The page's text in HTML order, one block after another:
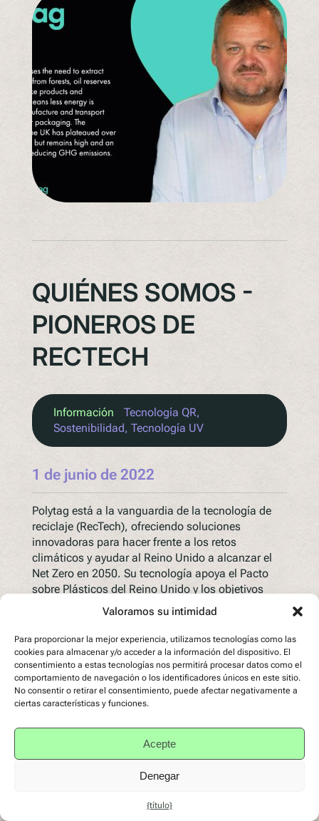
Valoramos su intimidad
Para proporcionar la mejor experiencia, utilizamos tecnologías como las
cookies para almacenar y/o acceder a la información del dispositivo. El
consentimiento a estas tecnologías nos permitirá procesar datos como el
comportamiento de navegación o los identificadores únicos en este sitio.
No consentir o retirar el consentimiento, puede afectar negativamente a
ciertas características y funciones.
Acepte
Denegar
{título}
QUIÉNES SOMOS -
PIONEROS DE
RECTECH
Información Tecnología QR
Sostenibilidad, Tecnología UV
1 de junio de 2022
Polytag está a la vanguardia de la tecnología de
reciclaje (RecTech), ofreciendo soluciones
innovadoras para hacer frente a los retos
climáticos y ayudar al Reino Unido a alcanzar el
Net Zero en 2050. Su tecnología apoya el Pacto
sobre Plásticos del Reino Unido y los objetivos
sostenibles de la ONU, garantizando que todos los
circular. A medida que la sostenibilidad se
convierte en un imperativo comercial, la tecnología
de...
Seguir leyendo